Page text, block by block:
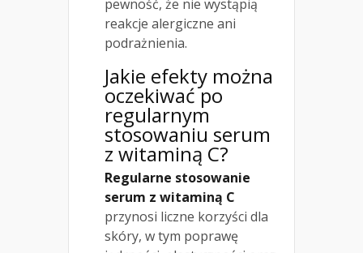
pewność, że nie wystąpią
reakcje alergiczne ani
podrażnienia.
Jakie efekty można
oczekiwać po
regularnym
stosowaniu serum
z witaminą C?
Regularne stosowanie
serum z witaminą C
przynosi liczne korzyści dla
skóry, w tym poprawę